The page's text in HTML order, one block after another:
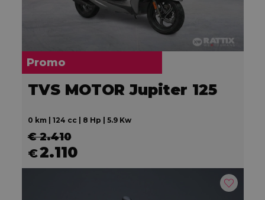
Promo
TVS MOTOR Jupiter 125
0 km | 124 cc | 8 Hp | 5.9 Kw
€ 2.410
€2.110